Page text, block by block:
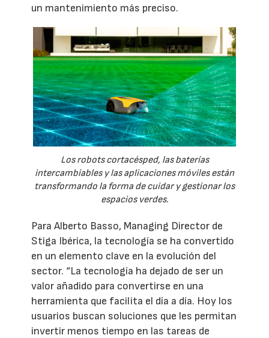
un mantenimiento más preciso.
Los robots cortacésped, las baterías
intercambiables y las aplicaciones móviles están
transformando la forma de cuidar y gestionar los
espacios verdes.
Para Alberto Basso, Managing Director de
Stiga Ibérica, la tecnología se ha convertido
en un elemento clave en la evolución del
sector. “La tecnología ha dejado de ser un
valor añadido para convertirse en una
herramienta que facilita el día a día. Hoy los
usuarios buscan soluciones que les permitan
invertir menos tiempo en las tareas de